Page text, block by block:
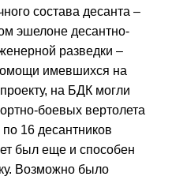
состава десанта –
эшелоне десантно-
разведки –
имевшихся на
на БДК могли
боевых вертолета
16 десантников
был еще и способен
Возможно было